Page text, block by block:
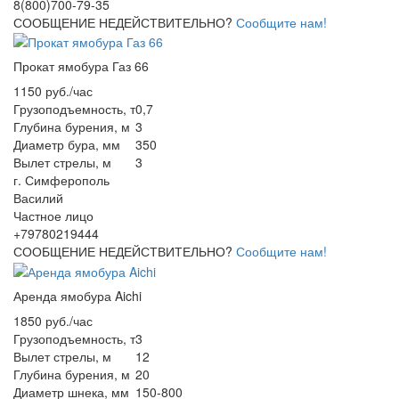
8(800)700-79-35
СООБЩЕНИЕ НЕДЕЙСТВИТЕЛЬНО? Сообщите нам!
Прокат ямобура Газ 66
1150 руб./час
Грузоподъемность, т0,7
Глубина бурения, м 3
Диаметр бура, мм
350
Вылет стрелы, м
3
г. Симферополь
Василий
Частное лицо
+79780219444
СООБЩЕНИЕ НЕДЕЙСТВИТЕЛЬНО? Сообщите нам!
Аренда ямобура Aichi
1850 руб./час
Грузоподъемность, т3
Вылет стрелы, м
12
Глубина бурения, м 20
Диаметр шнека, мм 150-800